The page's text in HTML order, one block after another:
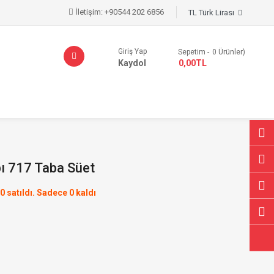
İletişim: +90544 202 6856
Sepetim 0 Ürünler)
- 0,00TL
Giriş Yap
Kaydol
717 Taba Süet
0 satıldı. Sadece 0 kaldı